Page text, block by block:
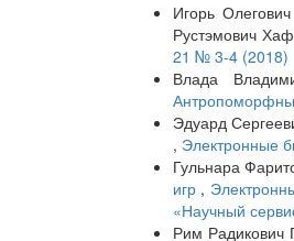
Игорь
Рустэмович
21 № 3-4 (2018)
Влада
Эдуард
, Электронные
Гульнара
игр ,
«Научный
Рим Радикович